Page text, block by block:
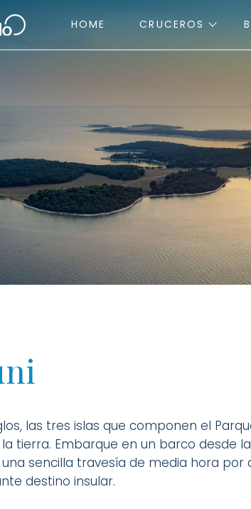
HOME CRUCEROS
las tres islas que componen el
tierra. Embarque en un barco desde
sencilla travesía de media hora
destino insular.